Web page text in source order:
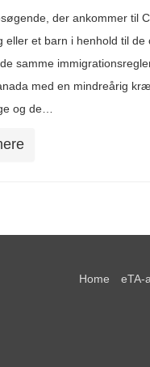
der ankommer til
eller et barn i henhold til
samme
med en mindreårig
og de…
Home eTA-